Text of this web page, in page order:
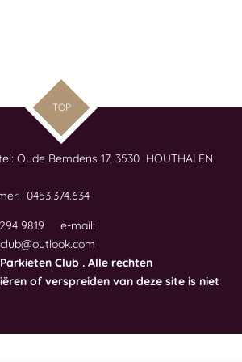
TOP
Oude Bemdens 17, 3530 HOUTHALEN
0453.374.634
9819 e-mail:
Club . Alle rechten
of verspreiden van deze site is niet